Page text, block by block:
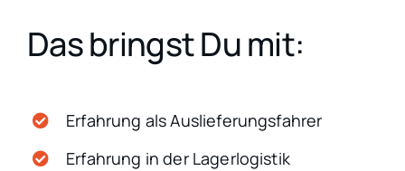
Das bringst Du mit:
Erfahrung als Auslieferungsfahrer
Erfahrung in der Lagerlogistik